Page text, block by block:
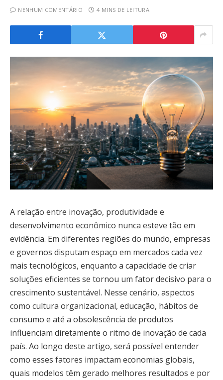
NENHUM COMENTÁRIO 4 MINS DE LEITURA
A relação entre inovação, produtividade e
desenvolvimento econômico nunca esteve tão em
evidência. Em diferentes regiões do mundo, empresas
e governos disputam espaço em mercados cada vez
mais tecnológicos, enquanto a capacidade de criar
soluções eficientes se tornou um fator decisivo para o
crescimento sustentável. Nesse cenário, aspectos
como cultura organizacional, educação, hábitos de
consumo e até a obsolescência de produtos
influenciam diretamente o ritmo de inovação de cada
país. Ao longo deste artigo, será possível entender
como esses fatores impactam economias globais,
quais modelos têm gerado melhores resultados e por